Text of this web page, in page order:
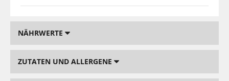
NÄHRWERTE
ZUTATEN UND ALLERGENE